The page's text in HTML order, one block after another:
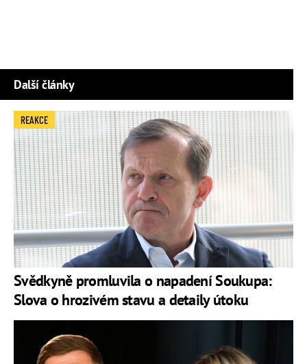
Další články
Svědkyně promluvila o napadení Soukupa:
Slova o hrozivém stavu a detaily útoku
REAKCE